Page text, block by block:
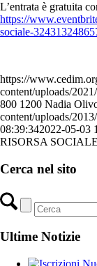
L’entrata è gratuita
https://
sociale-
https://
content/uploads/
800 1200 Nadia
content/uploads/
08:39:342022-05-03
RISORSA SOCIALE
Cerca nel sito
Ultime Notizie